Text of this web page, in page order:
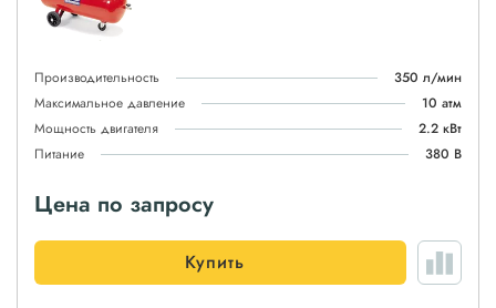
Производительность
350 л/мин
Максимальное давление
10 атм
Мощность двигателя
2.2 кВт
Питание
380 В
Цена по запросу
Купить